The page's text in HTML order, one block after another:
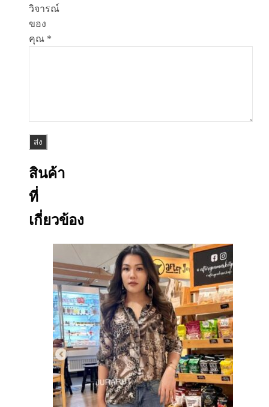
วิจารณ์
ของ
คุณ *
สินค้า
ที่
เกี่ยวข้อง